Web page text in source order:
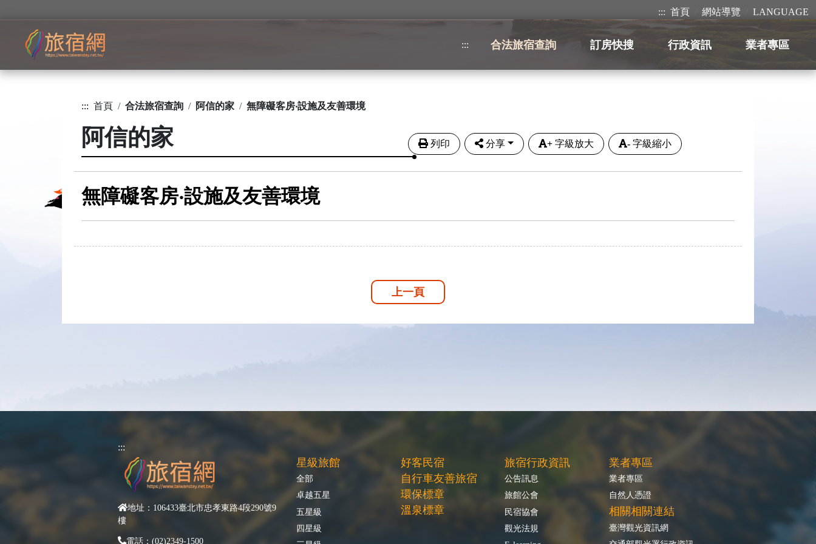
::: 首頁 網站導覽 LANGUAGE
::: 合法旅宿查詢 訂房快搜 行政資訊 業者專區
::: 首頁 合法旅宿查詢 阿信的家 無障礙客房‧設施及友善環境
阿信的家 列印 分享 + 字級放大 - 字級縮小
無障礙客房‧設施及友善環境
上一頁
:::
地址：106433臺北市忠孝東路4段290號9
樓
電話：(02)2349-1500
星級旅館
全部
卓越五星
五星級
四星級
好客民宿
自行車友善旅宿
環保標章
溫泉標章
旅宿行政資訊
公告訊息
旅館公會
民宿協會
觀光法規
業者專區
業者專區
自然人憑證
相關相關連結
臺灣觀光資訊網